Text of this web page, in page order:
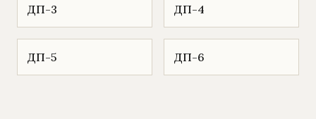
ДП-3 ДП-4
ДП-5 ДП-6